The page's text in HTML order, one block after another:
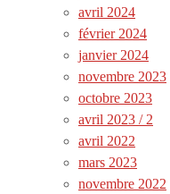
avril 2024
février 2024
janvier 2024
novembre 2023
octobre 2023
avril 2023 / 2
avril 2022
mars 2023
novembre 2022